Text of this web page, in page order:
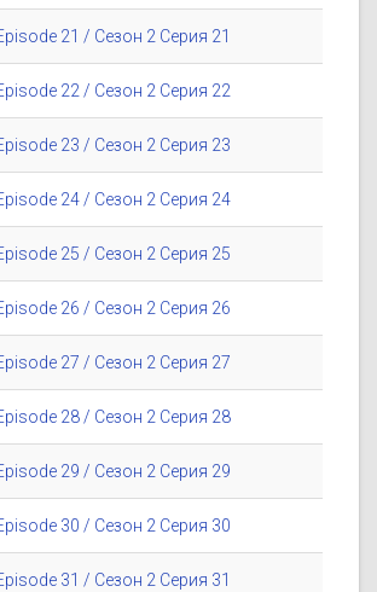
21 / Сезон 2 Серия 21
22 / Сезон 2 Серия 22
23 / Сезон 2 Серия 23
24 / Сезон 2 Серия 24
25 / Сезон 2 Серия 25
26 / Сезон 2 Серия 26
27 / Сезон 2 Серия 27
28 / Сезон 2 Серия 28
29 / Сезон 2 Серия 29
30 / Сезон 2 Серия 30
31 / Сезон 2 Серия 31